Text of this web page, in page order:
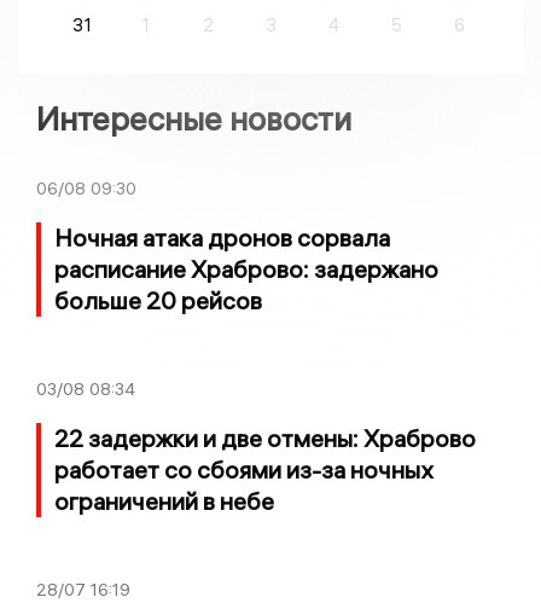
31
1 2 3 4 5 6
Интересные новости
06/08 09:30
Ночная атака дронов сорвала
расписание Храброво: задержано
больше 20 рейсов
03/08 08:34
22 задержки и две отмены: Храброво
работает со сбоями из-за ночных
ограничений в небе
28/07 16:19